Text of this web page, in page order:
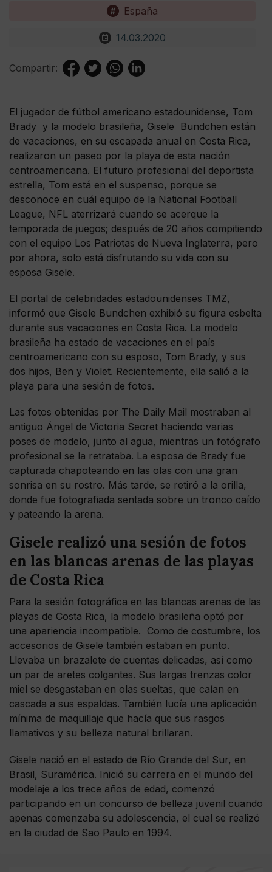
España
14.03.2020
Compartir:
El jugador de fútbol americano estadounidense, Tom
Brady y la modelo brasileña, Gisele Bundchen están
de vacaciones, en su escapada anual en Costa Rica,
realizaron un paseo por la playa de esta nación
centroamericana. El futuro profesional del deportista
estrella, Tom está en el suspenso, porque se
desconoce en cuál equipo de la National Football
League, NFL aterrizará cuando se acerque la
temporada de juegos; después de 20 años compitiendo
con el equipo Los Patriotas de Nueva Inglaterra, pero
por ahora, solo está disfrutando su vida con su
esposa Gisele.
El portal de celebridades estadounidenses TMZ,
informó que Gisele Bundchen exhibió su figura esbelta
durante sus vacaciones en Costa Rica. La modelo
brasileña ha estado de vacaciones en el país
centroamericano con su esposo, Tom Brady, y sus
dos hijos, Ben y Violet. Recientemente, ella salió a la
playa para una sesión de fotos.
Las fotos obtenidas por The Daily Mail mostraban al
antiguo Ángel de Victoria Secret haciendo varias
poses de modelo, junto al agua, mientras un fotógrafo
profesional se la retrataba. La esposa de Brady fue
capturada chapoteando en las olas con una gran
sonrisa en su rostro. Más tarde, se retiró a la orilla,
donde fue fotografiada sentada sobre un tronco caído
y pateando la arena.
Gisele realizó una sesión de fotos
en las blancas arenas de las playas
de Costa Rica
Para la sesión fotográfica en las blancas arenas de las
playas de Costa Rica, la modelo brasileña optó por
una apariencia incompatible. Como de costumbre, los
accesorios de Gisele también estaban en punto.
Llevaba un brazalete de cuentas delicadas, así como
un par de aretes colgantes. Sus largas trenzas color
miel se desgastaban en olas sueltas, que caían en
cascada a sus espaldas. También lucía una aplicación
mínima de maquillaje que hacía que sus rasgos
llamativos y su belleza natural brillaran.
Gisele nació en el estado de Río Grande del Sur, en
Brasil, Suramérica. Inició su carrera en el mundo del
modelaje a los trece años de edad, comenzó
participando en un concurso de belleza juvenil cuando
apenas comenzaba su adolescencia, el cual se realizó
en la ciudad de Sao Paulo en 1994.